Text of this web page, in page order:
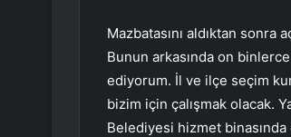
Mazbatasını aldıktan sonra
Bunun arkasında on
ediyorum. İl ve ilçe seçim
bizim için çalışmak olacak.
Belediyesi hizmet binasında